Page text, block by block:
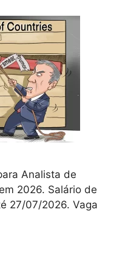
Analista de
2026. Salário de
27/07/2026. Vaga